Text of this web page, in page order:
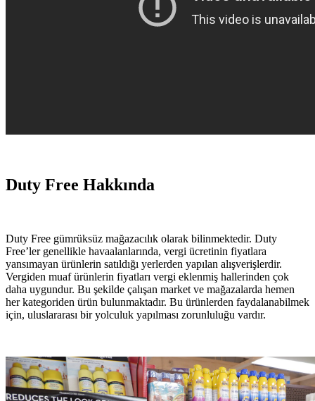
Duty Free Hakkında
Duty Free gümrüksüz mağazacılık olarak bilinmektedir. Duty
Free’ler genellikle havaalanlarında, vergi ücretinin fiyatlara
yansımayan ürünlerin satıldığı yerlerden yapılan alışverişlerdir.
Vergiden muaf ürünlerin fiyatları vergi eklenmiş hallerinden çok
daha uygundur. Bu şekilde çalışan market ve mağazalarda hemen
her kategoriden ürün bulunmaktadır. Bu ürünlerden faydalanabilmek
için, uluslararası bir yolculuk yapılması zorunluluğu vardır.